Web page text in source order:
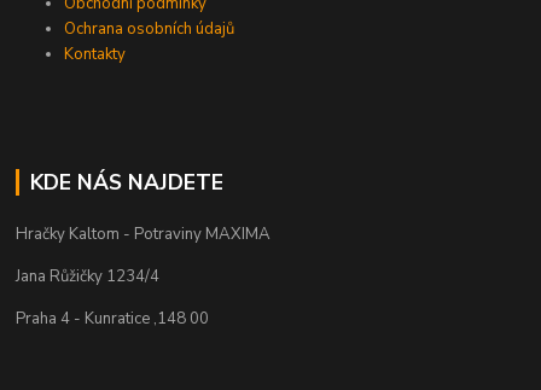
Ochrana osobních údajů
Kontakty
KDE NÁS NAJDETE
Hračky Kaltom - Potraviny MAXIMA
Jana Růžičky 1234/4
Praha 4 - Kunratice ,148 00